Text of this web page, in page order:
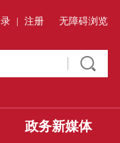
| 注册 无障碍浏览
政务新媒体